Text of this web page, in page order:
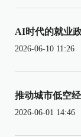
AI时代的就业
2026-06-10 11:26
推动城市低空
2026-06-01 14:46